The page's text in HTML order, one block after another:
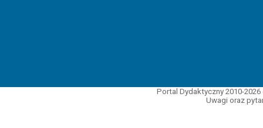
Portal Dydaktyczny 2010-
Uwagi oraz